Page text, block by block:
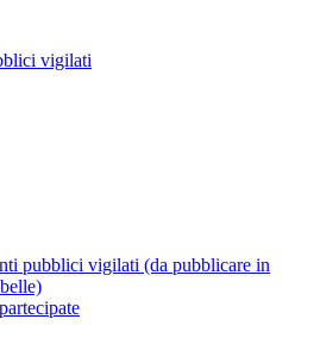
vigilati
pubblici vigilati (da pubblicare in